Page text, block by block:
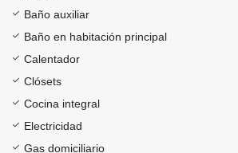
Baño auxiliar
Baño en habitación principal
Calentador
Clósets
Cocina integral
Electricidad
Gas domiciliario